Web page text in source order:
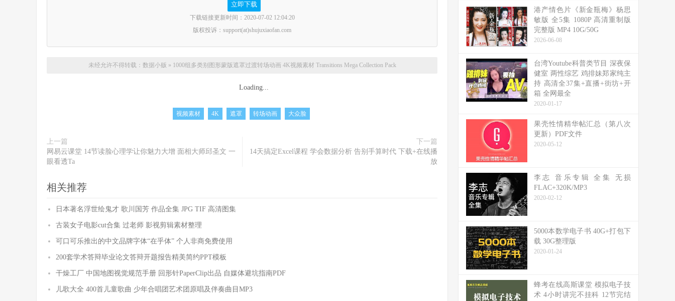
立即下载
下载链接更新时间：2020-07-02 12:04:20
版权投诉：support(at)shujuxiaofan.com
未经允许不得转载： 数据小贩 » 1000组多类别图形蒙版遮罩过渡转场动画 4K视频素材 Transitions Mega Collection Pack
Loading...
视频素材 4K 遮罩 转场动画 大众脸
上一篇
网易云课堂 14节读脸心理学让你魅力大增 面相大师邱圣文 一
眼看透Ta
下一篇
14天搞定Excel课程 学会数据分析 告别手算时代 下载+在线播
放
相关推荐
日本著名浮世绘鬼才 歌川国芳 作品全集 JPG TIF 高清图集
古装女子电影cut合集 过老师 影视剪辑素材整理
可口可乐推出的中文品牌字体“在乎体” 个人非商免费使用
200套学术答辩毕业论文答辩开题报告精美简约PPT模板
干燥工厂 中国地图视觉规范手册 回形针PaperClip出品 自媒体避坑指南PDF
儿歌大全 400首儿童歌曲 少年合唱团艺术团原唱及伴奏曲目MP3
港产情色片《新金瓶梅》杨思
敏版 全5集 1080P 高清重制版
完整版 MP4 10G/50G
2026-06-08
台湾Youtube科普类节目 深夜保
健室 两性综艺 鸡排妹郑家纯主
持 高清全37集+直播+街坊+开
箱 全网最全
2020-01-17
果壳性情精华帖汇总（第八次
更新）PDF文件
2020-05-12
李志 音乐专辑 全集 无损
FLAC+320K/MP3
2020-02-12
5000本数学电子书 40G+打包下
载 30G整理版
2020-01-24
蜂考在线高斯课堂 模拟电子技
术 4小时讲完不挂科 12节完结